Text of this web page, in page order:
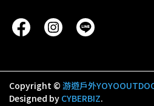
Copyright © 游遊戶外
Designed by CYBERBIZ.